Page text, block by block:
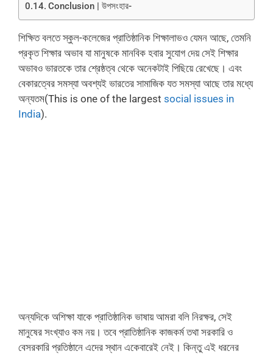
Conclusion | উপসংহার-
শিক্ষিত বলতে স্কুল-কলেজের প্রাতিষ্ঠানিক শিক্ষালাভও যেমন আছে, তেমনি
প্রকৃত শিক্ষার অভাব যা মানুষকে মানবিক হবার সুযোগ দেয় সেই শিক্ষার
অভাবও ভারতকে তার শ্রেষ্ঠত্ব থেকে অনেকটাই পিছিয়ে রেখেছে। এবং
বেকারত্বের সমস্যা অবশ্যই ভারতের সামাজিক যত সমস্যা আছে তার মধ্যে
অন্যতম(This is one of the largest social issues in
India).
অন্যদিকে অশিক্ষা যাকে প্রাতিষ্ঠানিক ভাষায় আমরা বলি নিরক্ষর, সেই
মানুষের সংখ্যাও কম নয়। তবে প্রাতিষ্ঠানিক কাজকর্ম তথা সরকারি ও
বেসরকারি প্রতিষ্ঠানে এদের স্থান একেবারেই নেই। কিন্তু এই ধরনের